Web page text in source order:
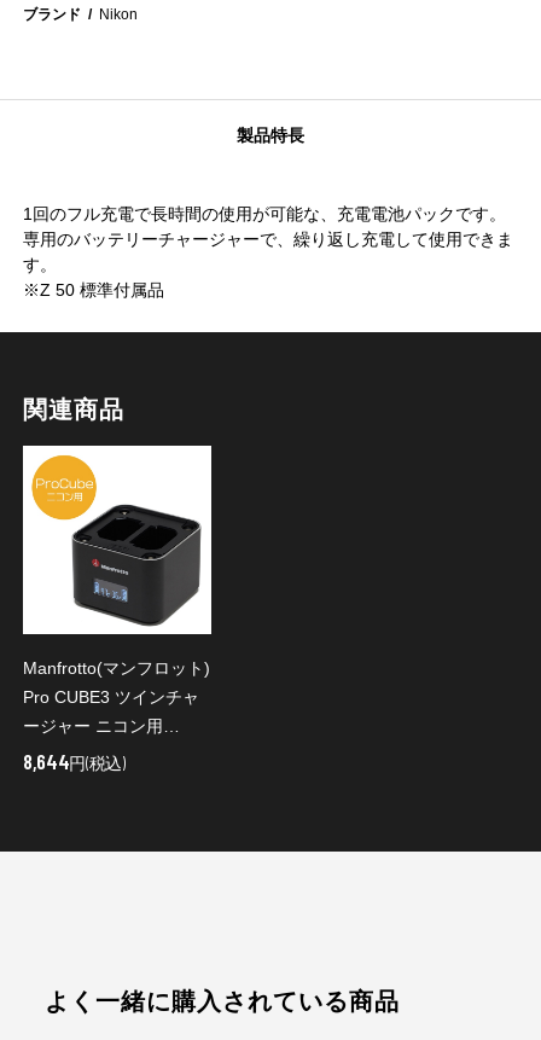
ブランド
Nikon
製品特長
1回のフル充電で長時間の使用が可能な、充電電池パックです。
専用のバッテリーチャージャーで、繰り返し充電して使用できま
す。
※Z 50 標準付属品
関連商品
Manfrotto(マンフロット)
Pro CUBE3 ツインチャ
ージャー ニコン用
MANPROCUBE3N
8,644円(税込)
よく一緒に購入されている商品